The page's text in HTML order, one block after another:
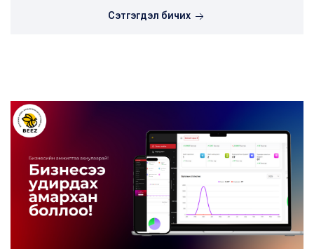
Сэтгэгдэл бичих